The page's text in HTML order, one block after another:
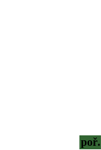
poř.